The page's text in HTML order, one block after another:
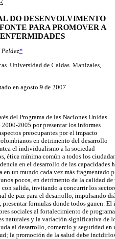
DO DESENVOLVIMENTO
PARA PROMOVER A
*
Universidad de Caldas. Manizales,
en agosto 9 de 2007
del Programa de las Naciones Unidas
2005 por presentar los informes
preocupantes por el impacto
en detrimento del desarrollo
el individualismo a la sociedad
ética mínima común a todos los
en el desarrollo de las capacidades
un mundo cada vez más fragmentado
pocos, en detrimento de la calidad
salida, invitando a concurrir los
de paz para el desarrollo, impulsando
formulas donde todos ganen.
sociales al fortalecimiento de
naturales y la variación significativa de
al desarrollo, comercio y seguridad
la promoción de la salud debe